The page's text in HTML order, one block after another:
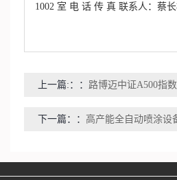
1002 室 电 话 传 真 联系人：蔡
上一篇:： 路博迈中证A500指
下一篇：